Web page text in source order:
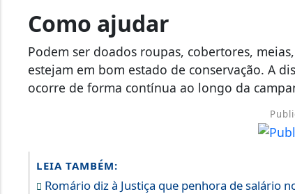
Como ajudar
Podem ser doados roupas, cobertores,
estejam em bom estado de conservação. A
ocorre de forma contínua ao longo da
LEIA TAMBÉM:
Romário diz à Justiça que penhora de salário